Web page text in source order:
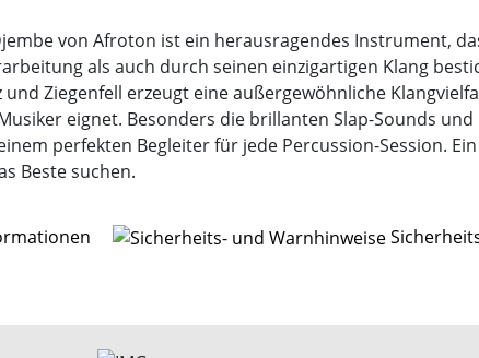
von Afroton ist ein herausragendes Instrument,
als auch durch seinen einzigartigen Klang
Ziegenfell erzeugt eine außergewöhnliche
eignet. Besonders die brillanten Slap-Sounds
perfekten Begleiter für jede Percussion-Session.
Beste suchen.